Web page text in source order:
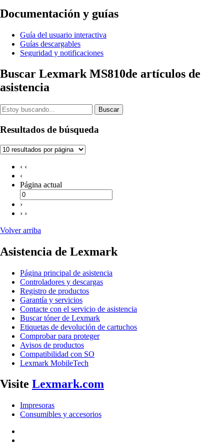
Documentación y guías
Guía del usuario interactiva
Guías descargables
Seguridad y notificaciones
Buscar Lexmark MS810de artículos de
asistencia
Buscar
Resultados de búsqueda
‹ ‹
‹
Página actual
›
› ›
Volver arriba
Asistencia de Lexmark
Página principal de asistencia
Controladores y descargas
Registro de productos
Garantía y servicios
Contacte con el servicio de asistencia
Buscar tóner de Lexmark
Etiquetas de devolución de cartuchos
Comprobar para proteger
Avisos de productos
Compatibilidad con SO
Lexmark MobileTech
Visite Lexmark.com
Impresoras
Consumibles y accesorios